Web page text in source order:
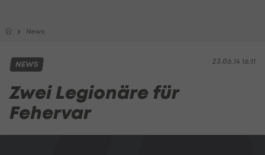
News
23.06.14 16:11
NEWS
Zwei Legionäre für
Fehervar